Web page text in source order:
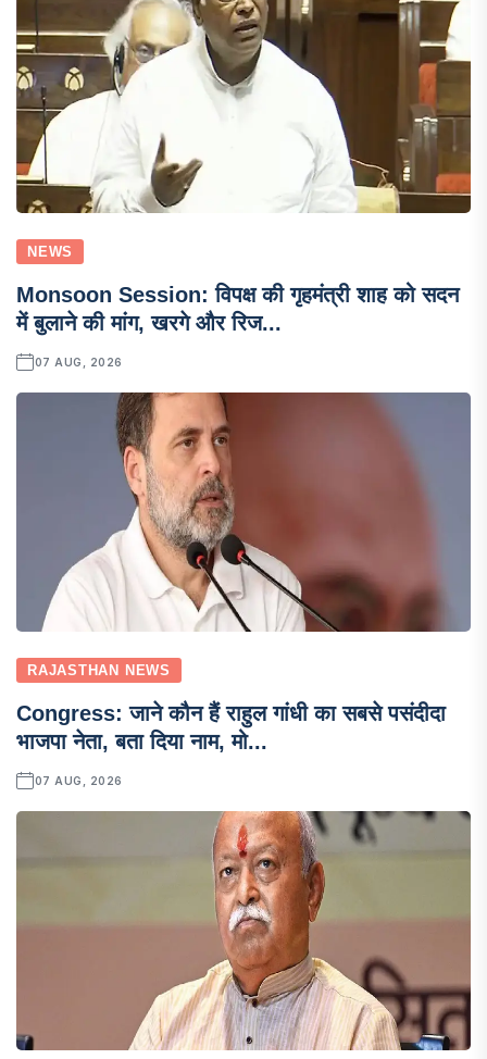
NEWS
Monsoon Session: विपक्ष की गृहमंत्री शाह को सदन
में बुलाने की मांग, खरगे और रिज...
07 AUG, 2026
RAJASTHAN NEWS
Congress: जाने कौन हैं राहुल गांधी का सबसे पसंदीदा
भाजपा नेता, बता दिया नाम, मो...
07 AUG, 2026